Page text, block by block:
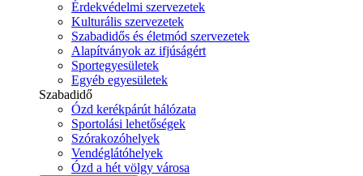
Érdekvédelmi szervezetek
Kulturális szervezetek
Szabadidős és életmód szervezetek
Alapítványok az ifjúságért
Sportegyesületek
Egyéb egyesületek
Szabadidő
Ózd kerékpárút hálózata
Sportolási lehetőségek
Szórakozóhelyek
Vendéglátóhelyek
Ózd a hét völgy városa